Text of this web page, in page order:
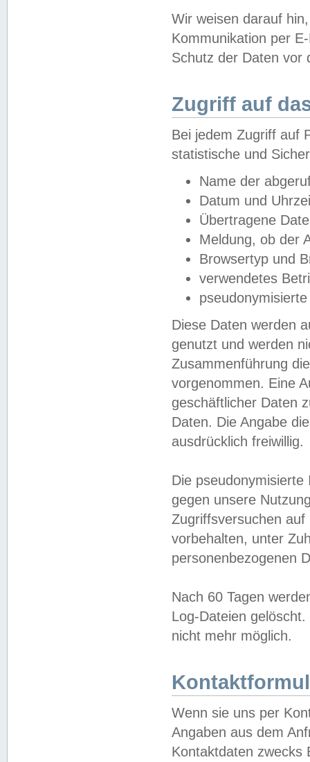
Wir weisen darauf
Kommunikation per
Schutz der Daten vor
Zugriff auf
Bei jedem Zugriff auf
statistische und
Name der
Datum und
Übertragene
Meldung, ob der
Browsertyp und
verwendetes
Diese Daten werden
genutzt und werden
Zusammenführung
vorgenommen. Eine
geschäftlicher Daten
Daten. Die Angabe
ausdrücklich freiwillig.
Die
gegen unsere
Zugriffsversuchen
vorbehalten, unter
personenbezogenen
Nach 60 Tagen
Log-Dateien
nicht mehr möglich.
Wenn sie uns per
Angaben aus dem
Kontaktdaten zwecks